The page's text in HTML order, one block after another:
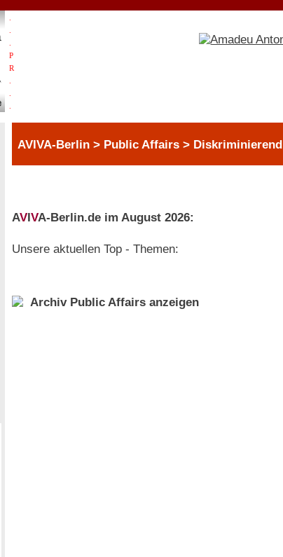
P
R
AVIVA-Berlin > Public Affairs > Diskriminierend
AVIVA-Berlin.de im August 2026:
Unsere aktuellen Top - Themen:
Archiv Public Affairs anzeigen